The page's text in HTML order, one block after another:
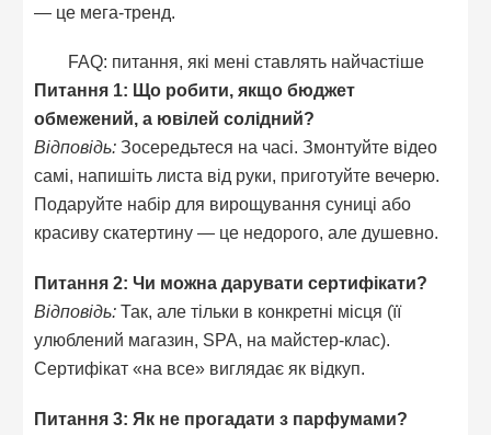
— це мега-тренд.
FAQ: питання, які мені ставлять найчастіше
Питання 1: Що робити, якщо бюджет
обмежений, а ювілей солідний?
Відповідь: Зосередьтеся на часі. Змонтуйте відео
самі, напишіть листа від руки, приготуйте вечерю.
Подаруйте набір для вирощування суниці або
красиву скатертину — це недорого, але душевно.
Питання 2: Чи можна дарувати сертифікати?
Відповідь: Так, але тільки в конкретні місця (її
улюблений магазин, SPA, на майстер-клас).
Сертифікат «на все» виглядає як відкуп.
Питання 3: Як не прогадати з парфумами?